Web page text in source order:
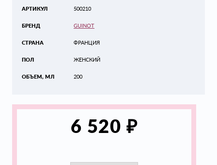
АРТИКУЛ
БРЕНД
СТРАНА
ПОЛ
ОБЪЕМ, МЛ
500210
GUINOT
ФРАНЦИЯ
ЖЕНСКИЙ
200
6 520 ₽